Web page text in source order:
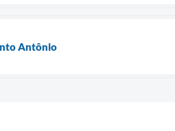
Antônio